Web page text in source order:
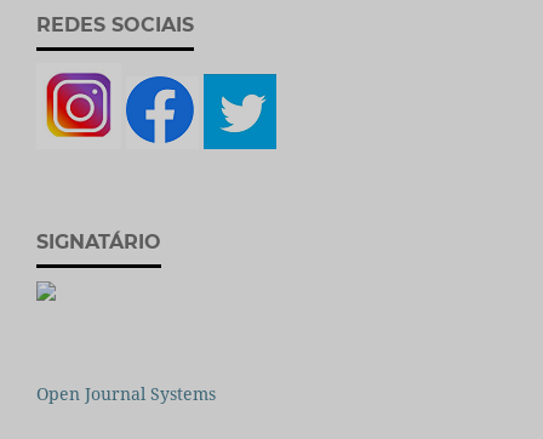
REDES SOCIAIS
SIGNATÁRIO
Open Journal Systems